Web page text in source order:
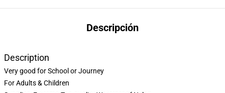
Descripción
Description
Very good for School or Journey
For Adults & Children